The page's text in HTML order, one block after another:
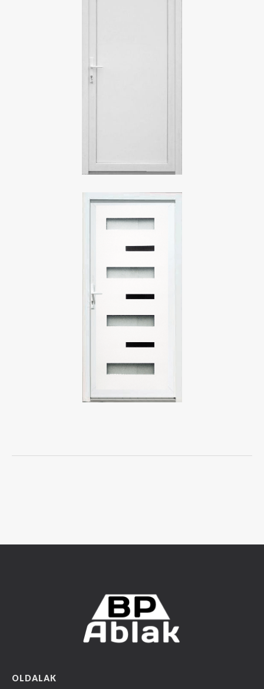
OLDALAK